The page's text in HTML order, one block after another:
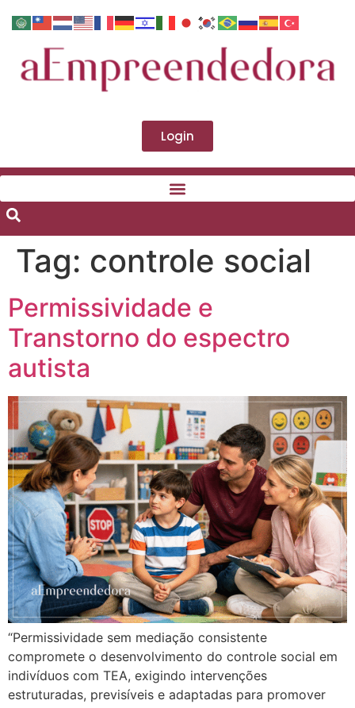
Login
Tag: controle social
Permissividade e
Transtorno do espectro
autista
“Permissividade sem mediação consistente
compromete o desenvolvimento do controle social em
indivíduos com TEA, exigindo intervenções
estruturadas, previsíveis e adaptadas para promover